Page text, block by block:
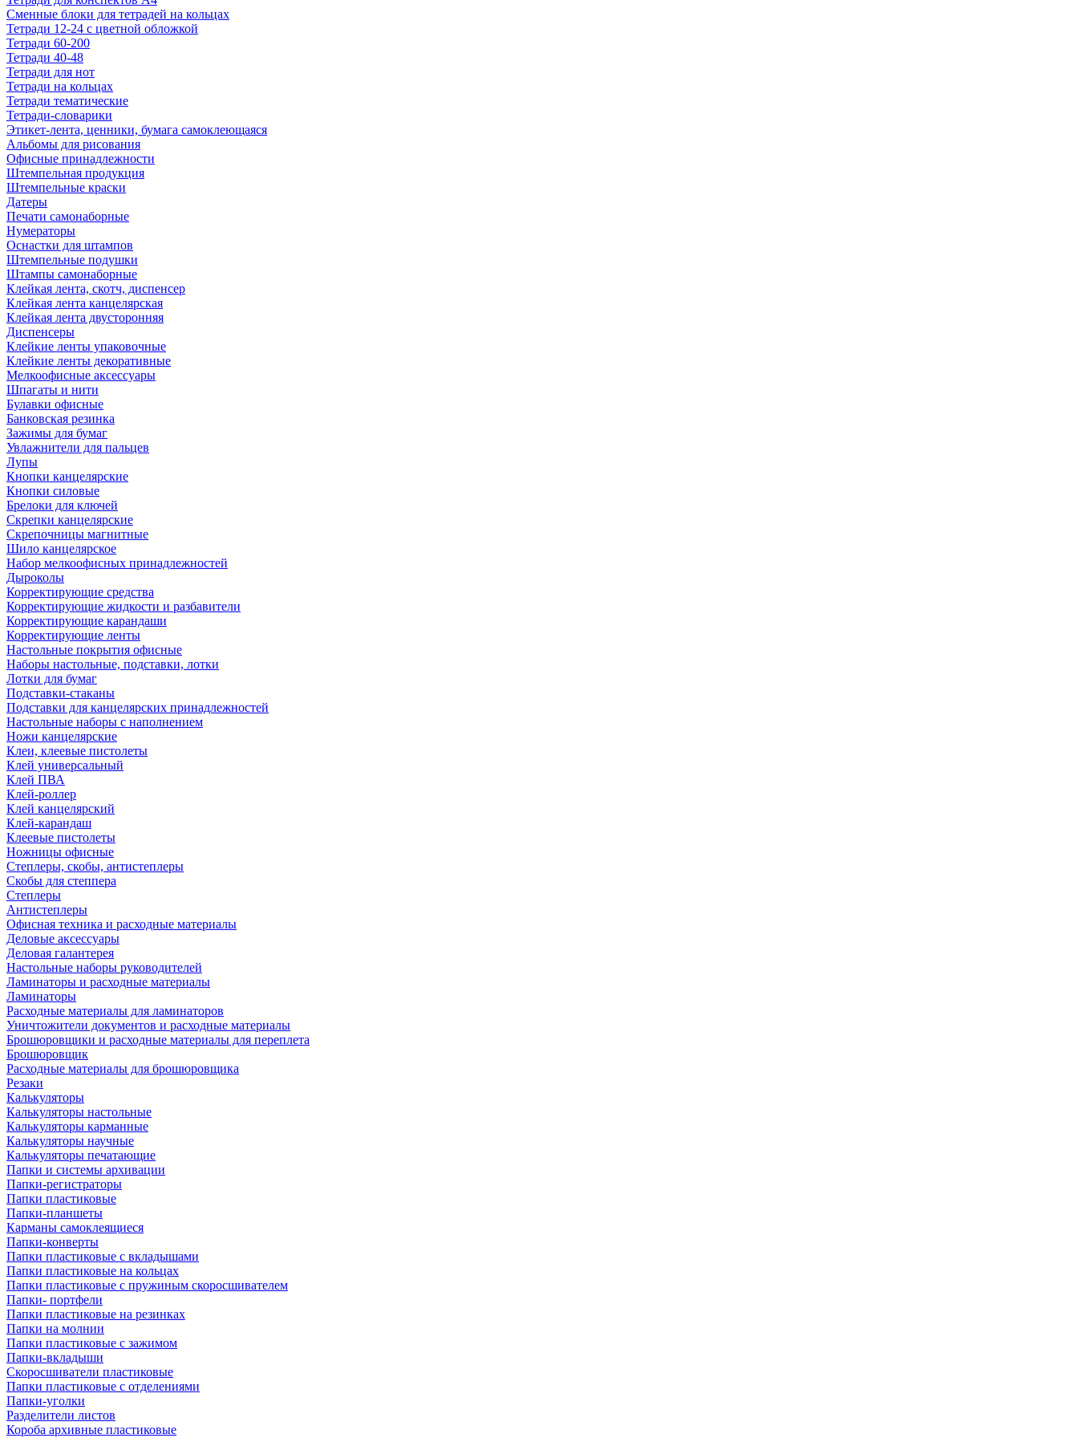
Сменные блоки для тетрадей на кольцах
Тетради 12-24 с цветной обложкой
Тетради 60-200
Тетради 40-48
Тетради для нот
Тетради на кольцах
Тетради тематические
Тетради-словарики
Этикет-лента, ценники, бумага самоклеющаяся
Альбомы для рисования
Офисные принадлежности
Штемпельная продукция
Штемпельные краски
Датеры
Печати самонаборные
Нумераторы
Оснастки для штампов
Штемпельные подушки
Штампы самонаборные
Клейкая лента, скотч, диспенсер
Клейкая лента канцелярская
Клейкая лента двусторонняя
Диспенсеры
Клейкие ленты упаковочные
Клейкие ленты декоративные
Мелкоофисные аксессуары
Шпагаты и нити
Булавки офисные
Банковская резинка
Зажимы для бумаг
Увлажнители для пальцев
Лупы
Кнопки канцелярские
Кнопки силовые
Брелоки для ключей
Скрепки канцелярские
Скрепочницы магнитные
Шило канцелярское
Набор мелкоофисных принадлежностей
Дыроколы
Корректирующие средства
Корректирующие жидкости и разбавители
Корректирующие карандаши
Корректирующие ленты
Настольные покрытия офисные
Наборы настольные, подставки, лотки
Лотки для бумаг
Подставки-стаканы
Подставки для канцелярских принадлежностей
Настольные наборы с наполнением
Ножи канцелярские
Клеи, клеевые пистолеты
Клей универсальный
Клей ПВА
Клей-роллер
Клей канцелярский
Клей-карандаш
Клеевые пистолеты
Ножницы офисные
Степлеры, скобы, антистеплеры
Скобы для степпера
Степлеры
Антистеплеры
Офисная техника и расходные материалы
Деловые аксессуары
Деловая галантерея
Настольные наборы руководителей
Ламинаторы и расходные материалы
Ламинаторы
Расходные материалы для ламинаторов
Уничтожители документов и расходные материалы
Брошюровщики и расходные материалы для переплета
Брошюровщик
Расходные материалы для брошюровщика
Резаки
Калькуляторы
Калькуляторы настольные
Калькуляторы карманные
Калькуляторы научные
Калькуляторы печатающие
Папки и системы архивации
Папки-регистраторы
Папки пластиковые
Папки-планшеты
Карманы самоклеящиеся
Папки-конверты
Папки пластиковые с вкладышами
Папки пластиковые на кольцах
Папки пластиковые с пружиным скоросшивателем
Папки- портфели
Папки пластиковые на резинках
Папки на молнии
Папки пластиковые с зажимом
Папки-вкладыши
Скоросшиватели пластиковые
Папки пластиковые с отделениями
Папки-уголки
Разделители листов
Короба архивные пластиковые